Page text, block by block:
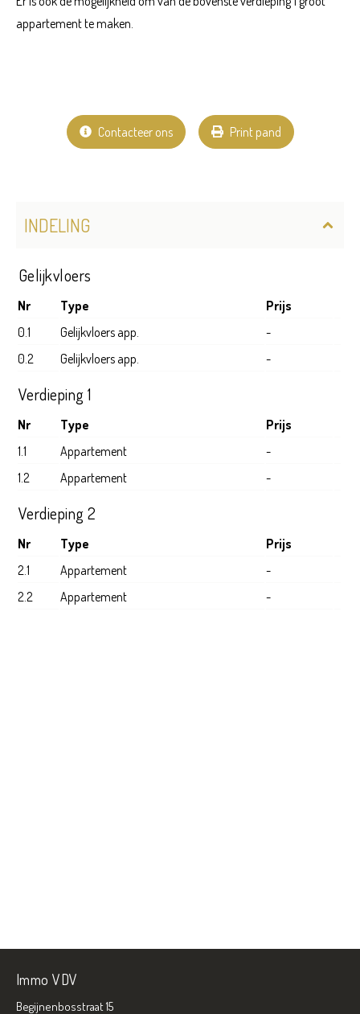
appartement te maken.
Contacteer ons Print pand
INDELING
Gelijkvloers
Nr Type
Prijs
0.1
Gelijkvloers app.
-
0.2
Gelijkvloers app. -
Verdieping 1
Nr Type
Prijs
1.1
Appartement
-
1.2
Appartement -
Verdieping 2
Nr Type
Prijs
2.1
Appartement
-
2.2
Appartement -
Immo VDV
Begijnenbosstraat 15